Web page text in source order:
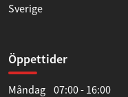
Sverige
Öppettider
Måndag 07:00 - 16:00